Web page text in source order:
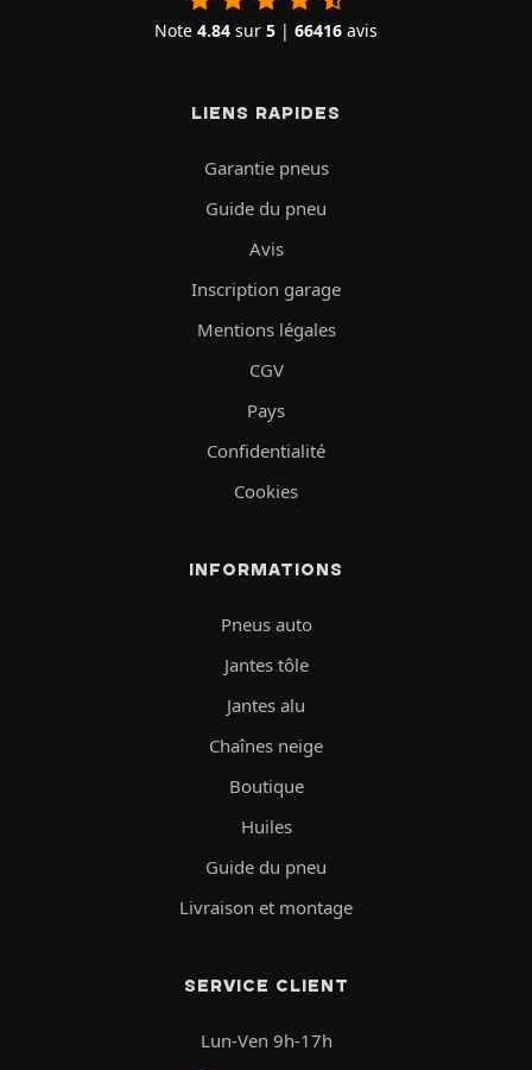
Note 4.84 sur 5 | 66416 avis
LIENS RAPIDES
Garantie pneus
Guide du pneu
Avis
Inscription garage
Mentions légales
CGV
Pays
Confidentialité
Cookies
INFORMATIONS
Pneus auto
Jantes tôle
Jantes alu
Chaînes neige
Boutique
Huiles
Guide du pneu
Livraison et montage
SERVICE CLIENT
Lun-Ven 9h-17h